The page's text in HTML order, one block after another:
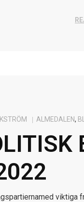
ALMEDALEN,
viktiga